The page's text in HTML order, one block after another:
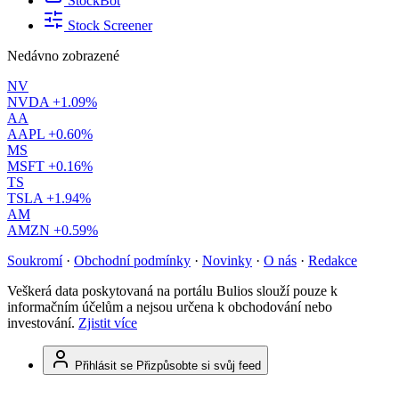
Stock Screener
Nedávno zobrazené
NV
NVDA +1.09%
AA
AAPL +0.60%
MS
MSFT +0.16%
TS
TSLA +1.94%
AM
AMZN +0.59%
Soukromí · Obchodní podmínky · Novinky · O nás · Redakce
Veškerá data poskytovaná na portálu Bulios slouží pouze k
informačním účelům a nejsou určena k obchodování nebo
investování. Zjistit více
Přihlásit se Přizpůsobte si svůj feed